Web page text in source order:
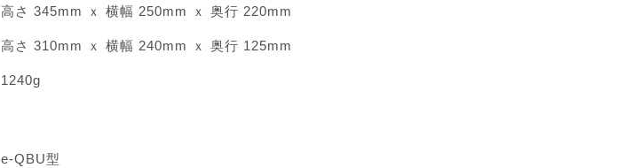
高さ 345mm ｘ 横幅 250mm ｘ 奥行 220mm
高さ 310mm ｘ 横幅 240mm ｘ 奥行 125mm
1240g
e-QBU型